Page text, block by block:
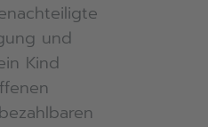
und
Kind